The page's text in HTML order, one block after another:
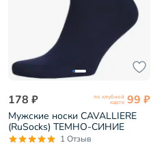
178 ₽ по клубной
карте 99 ₽
Мужские носки CAVALLIERE
(RuSocks) ТЕМНО-СИНИЕ
(С-330/1)
1 Отзыв